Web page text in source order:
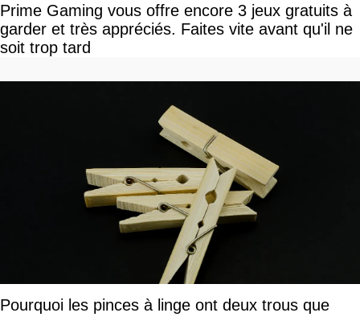
Prime Gaming vous offre encore 3 jeux gratuits à
garder et très appréciés. Faites vite avant qu'il ne
soit trop tard
Pourquoi les pinces à linge ont deux trous que